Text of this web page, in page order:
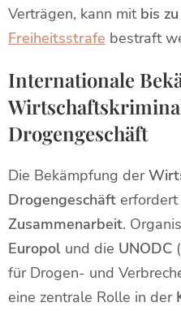
Verträgen, kann mit bis
Freiheitsstrafe bestraft
Internationale
Drogengeschäft
Die Bekämpfung der
Drogengeschäft erfordert
Zusammenarbeit.
Europol und die UNODC
für Drogen- und
eine zentrale Rolle in der